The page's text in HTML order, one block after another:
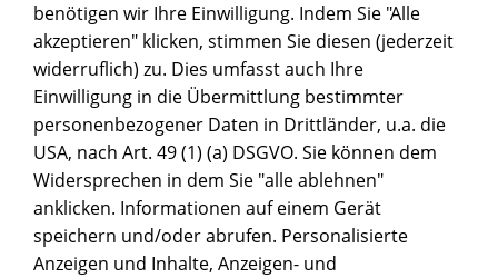
benötigen wir Ihre Einwilligung. Indem Sie "Alle
akzeptieren" klicken, stimmen Sie diesen (jederzeit
widerruflich) zu. Dies umfasst auch Ihre
Einwilligung in die Übermittlung bestimmter
personenbezogener Daten in Drittländer, u.a. die
USA, nach Art. 49 (1) (a) DSGVO. Sie können dem
Widersprechen in dem Sie "alle ablehnen"
anklicken. Informationen auf einem Gerät
speichern und/oder abrufen. Personalisierte
Anzeigen und Inhalte, Anzeigen- und